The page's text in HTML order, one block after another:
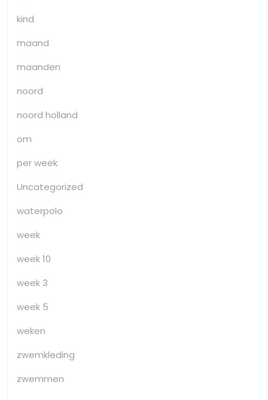
kind
maand
maanden
noord
noord holland
om
per week
Uncategorized
waterpolo
week
week 10
week 3
week 5
weken
zwemkleding
zwemmen